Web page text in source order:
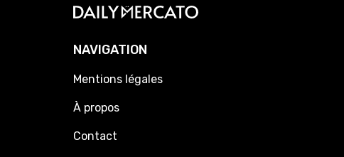
NAVIGATION
Mentions légales
À propos
Contact